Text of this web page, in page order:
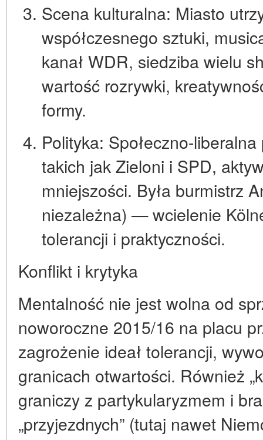
Scena kulturalna: Miasto
współczesnego sztuki,
kanał WDR, siedziba wielu
wartość rozrywki,
formy.
Polityka: Społeczno-
takich jak Zieloni i SPD,
mniejszości. Była burmistrz
niezależna) — wcielenie
tolerancji i praktyczności.
Konflikt i krytyka
Mentalność nie jest wolna od
noworoczne 2015/16 na placu
zagrożenie ideał tolerancji,
granicach otwartości. Również
graniczy z partykularyzmem i
„przyjezdnych” (tutaj nawet